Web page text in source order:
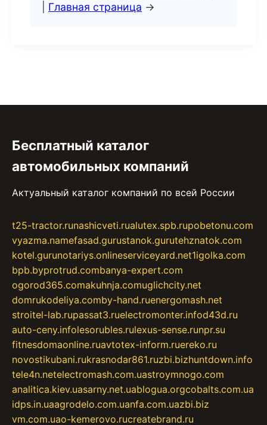
Главная страница →
Бесплатный каталог
автомобильных компаний
Актуальный каталог компаний по всей России
t25-tractor.runashicveti.rualutex.spb.rupobetonu.com
vyazma.namefasad.gurustanok.gurutehznatok.com
kotel.gurunotariys.onlineserviceyard.net1igolka.com
bpb.byprotrud.combanya-expert.com
ogorod365.comakuhnja.comuglichcity.net
domrukodeliya.comby-hand.ruenergomash.net
stroitel-lab.rupassat3.ruelectromonter.infod43d.ru
auto-ceny.infolesorubles.rulexus-sense.runpr.su
fitnesdomaonline.ruavtotex-inform.ruereko.ru
novostikubani.rukrasnodar861.ruzbi.bizhuntdown.info
tele4n.netelectromash.com.uastroymnogo.com
analitica.kiev.uasarny.net.uablogua.orgcobalts.com.ua
idps.in.uaagrodelo.com.uanfa.com.uazbi.biz
vm.com.uao-kemerovo.rucreatebrand.ru